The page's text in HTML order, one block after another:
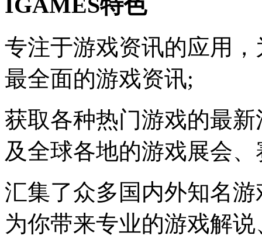
专注于游戏资讯的应用
最全面的游戏资讯;
获取各种热门游戏的最
及全球各地的游戏展会
汇集了众多国内外知名
为你带来专业的游戏解